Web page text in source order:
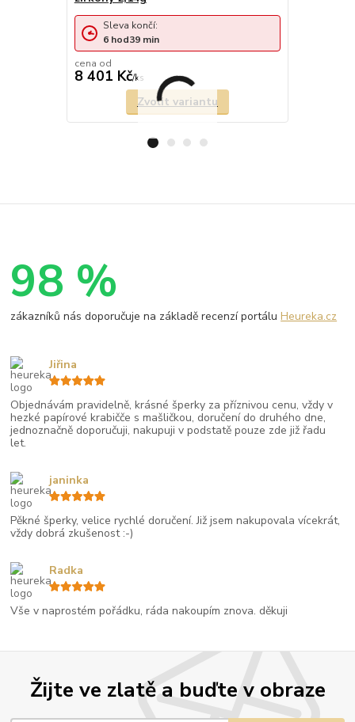
cena od
8 401 Kč/ks
Sleva končí:
6 hod39 min
Zvolit variantu
Žijte ve zlatě a buďte v obraze
98 %
zákazníků nás doporučuje na základě recenzí portáluHeureka.cz
Objednávám pravidelně, krásné šperky za příznivou cenu, vždy v
hezké papírové krabičče s mašličkou, doručení do druhého dne,
jednoznačně doporučuji, nakupuji v podstatě pouze zde již řadu
let.
Jiřina
Pěkné šperky, velice rychlé doručení. Již jsem nakupovala vícekrát,
vždy dobrá zkušenost :-)
janinka
Vše v naprostém pořádku, ráda nakoupím znova. děkuji
Radka